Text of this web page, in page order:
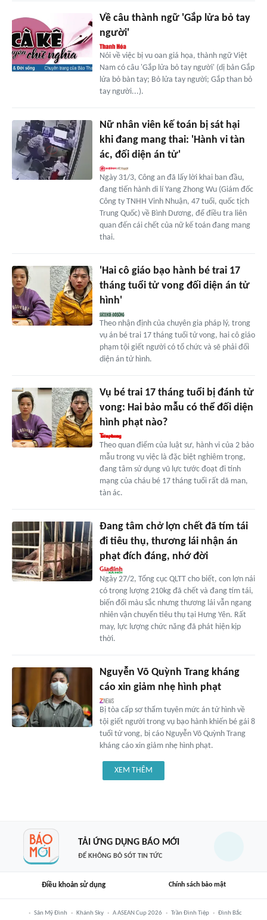
Về câu thành ngữ 'Gắp lửa bỏ tay
người'
Nói về việc bị vu oan giá họa, thành ngữ Việt
Nam có câu 'Gắp lửa bỏ tay người' (dị bản Gắp
lửa bỏ bàn tay; Bỏ lửa tay người; Gắp than bỏ
tay người...).
Nữ nhân viên kế toán bị sát hại
khi đang mang thai: 'Hành vi tàn
ác, đối diện án tử'
Ngày 31/3, Công an đã lấy lời khai ban đầu,
đang tiến hành di lí Yang Zhong Wu (Giám đốc
Công ty TNHH Vinh Nhuận, 47 tuổi, quốc tịch
Trung Quốc) về Bình Dương, để điều tra liên
quan đến cái chết của nữ kế toán đang mang
thai.
'Hai cô giáo bạo hành bé trai 17
tháng tuổi tử vong đối diện án tử
hình'
Theo nhận định của chuyên gia pháp lý, trong
vụ án bé trai 17 tháng tuổi tử vong, hai cô giáo
phạm tội giết người có tổ chức và sẽ phải đối
diện án tử hình.
Vụ bé trai 17 tháng tuổi bị đánh tử
vong: Hai bảo mẫu có thể đối diện
hình phạt nào?
Theo quan điểm của luật sư, hành vi của 2 bảo
mẫu trong vụ việc là đặc biệt nghiêm trọng,
đang tâm sử dụng vũ lực tước đoạt đi tính
mạng của cháu bé 17 tháng tuổi rất dã man,
tàn ác.
Đang tâm chở lợn chết đã tím tái
đi tiêu thụ, thương lái nhận án
phạt đích đáng, nhớ đời
Ngày 27/2, Tổng cục QLTT cho biết, con lợn nái
có trọng lượng 210kg đã chết và đang tím tái,
biến đổi màu sắc nhưng thương lái vẫn ngang
nhiên vận chuyển tiêu thụ tại Hưng Yên. Rất
may, lực lượng chức năng đã phát hiện kịp
thời.
Nguyễn Võ Quỳnh Trang kháng
cáo xin giảm nhẹ hình phạt
Bị tòa cấp sơ thẩm tuyên mức án tử hình về
tội giết người trong vụ bạo hành khiến bé gái 8
tuổi tử vong, bị cáo Nguyễn Võ Quỳnh Trang
kháng cáo xin giảm nhẹ hình phạt.
XEM THÊM
TẢI ỨNG DỤNG BÁO MỚI
ĐỂ KHÔNG BỎ SÓT TIN TỨC
Điều khoản sử dụng Chính sách bảo mật
Sân Mỹ Đình Khánh Sky A ASEAN Cup 2026 Trần Đình Tiệp Đình Bắc